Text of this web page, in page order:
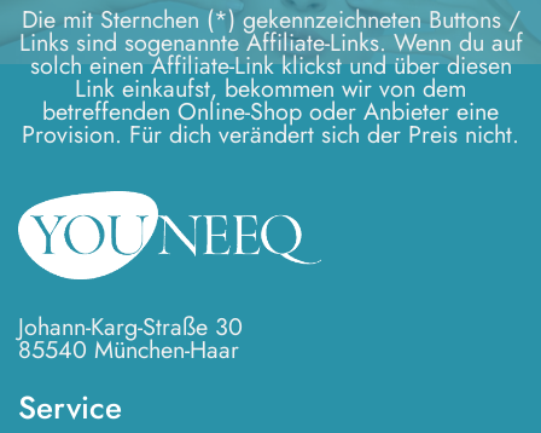
Die mit Sternchen (*) gekennzeichneten Buttons /
Links sind sogenannte Affiliate-Links. Wenn du auf
solch einen Affiliate-Link klickst und über diesen
Link einkaufst, bekommen wir von dem
betreffenden Online-Shop oder Anbieter eine
Provision. Für dich verändert sich der Preis nicht.
Johann-Karg-Straße 30
85540 München-Haar
Service